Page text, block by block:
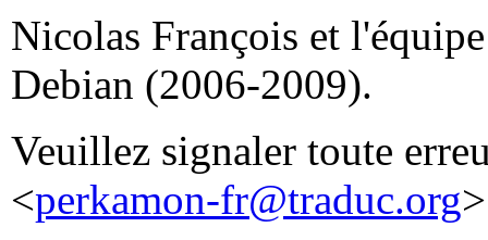
Nicolas François et
Debian (2006-2009).
Veuillez signaler toute
<perkamon-fr@traduc.org